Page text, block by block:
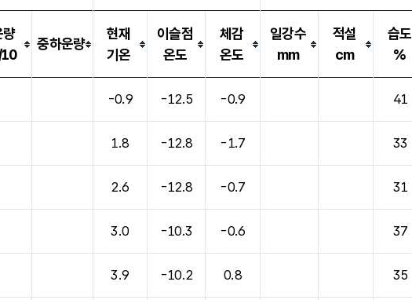
량
중하운량
현재
기온
이슬점
온도
체감
온도
일강수
mm
적설
cm
습도
%
-0.9 -12.5 -0.9 41
1.8 -12.8 -1.7 33
2.6 -12.8 -0.7 31
3.0 -10.3 -0.6 37
3.9 -10.2 0.8 35